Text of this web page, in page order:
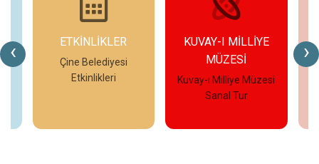
‹ ›
ETKİNLİKLER
Çine Belediyesi
Etkinlikleri
KUVAY-I MİLLİYE
MÜZESİ
Kuvay-ı Milliye Müzesi
Sanal Tur